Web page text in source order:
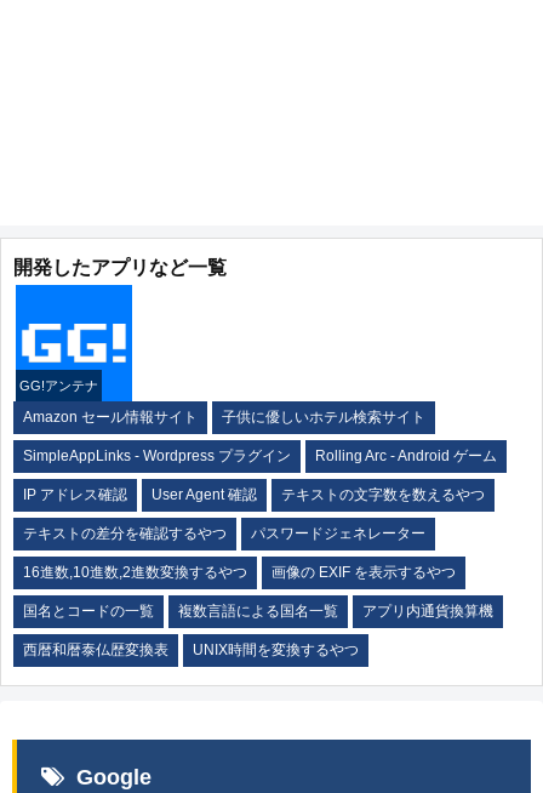
開発したアプリなど一覧
GG!アンテナ
Amazon セール情報サイト 子供に優しいホテル検索サイト
SimpleAppLinks - Wordpress プラグイン Rolling Arc - Android ゲーム
IP アドレス確認 User Agent 確認 テキストの文字数を数えるやつ
テキストの差分を確認するやつ パスワードジェネレーター
16進数,10進数,2進数変換するやつ 画像の EXIF を表示するやつ
国名とコードの一覧 複数言語による国名一覧 アプリ内通貨換算機
西暦和暦泰仏歴変換表 UNIX時間を変換するやつ
Google